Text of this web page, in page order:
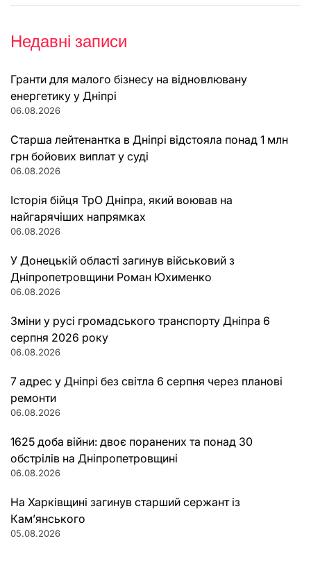
Недавні записи
Гранти для малого бізнесу на відновлювану
енергетику у Дніпрі
06.08.2026
Старша лейтенантка в Дніпрі відстояла понад 1 млн
грн бойових виплат у суді
06.08.2026
Історія бійця ТрО Дніпра, який воював на
найгарячіших напрямках
06.08.2026
У Донецькій області загинув військовий з
Дніпропетровщини Роман Юхименко
06.08.2026
Зміни у русі громадського транспорту Дніпра 6
серпня 2026 року
06.08.2026
7 адрес у Дніпрі без світла 6 серпня через планові
ремонти
06.08.2026
1625 доба війни: двоє поранених та понад 30
обстрілів на Дніпропетровщині
06.08.2026
На Харківщині загинув старший сержант із
Кам’янського
05.08.2026